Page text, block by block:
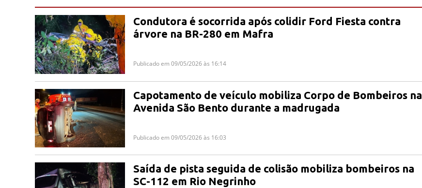
Condutora é socorrida após colidir Ford Fiesta contra
árvore na BR-280 em Mafra
Publicado em 09/05/2026 às 16:14
Capotamento de veículo mobiliza Corpo de Bombeiros na
Avenida São Bento durante a madrugada
Publicado em 09/05/2026 às 16:03
Saída de pista seguida de colisão mobiliza bombeiros na
SC-112 em Rio Negrinho